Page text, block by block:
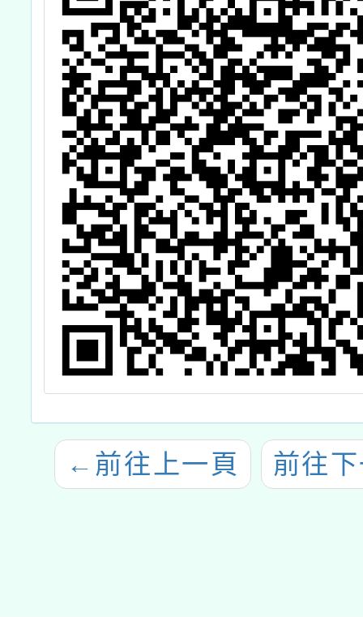
請轉知
食品
正
← 前往上一頁 前往